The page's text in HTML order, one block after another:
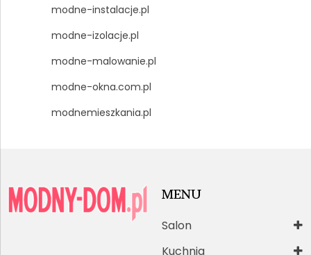
modne-instalacje.pl
modne-izolacje.pl
modne-malowanie.pl
modne-okna.com.pl
modnemieszkania.pl
MENU
Salon
Kuchnia